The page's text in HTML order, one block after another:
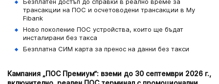
Безплатен достъп до справки в реално време за
трансакции на ПОС и осчетоводени трансакции в My
Fibank
Ново поколение ПОС устройства, които ще бъдат
инсталирани без такса
Безплатна СИМ карта за пренос на данни без такси
Кампания „ПОС Премиум“: вземи до 30 септември 2026 г.,